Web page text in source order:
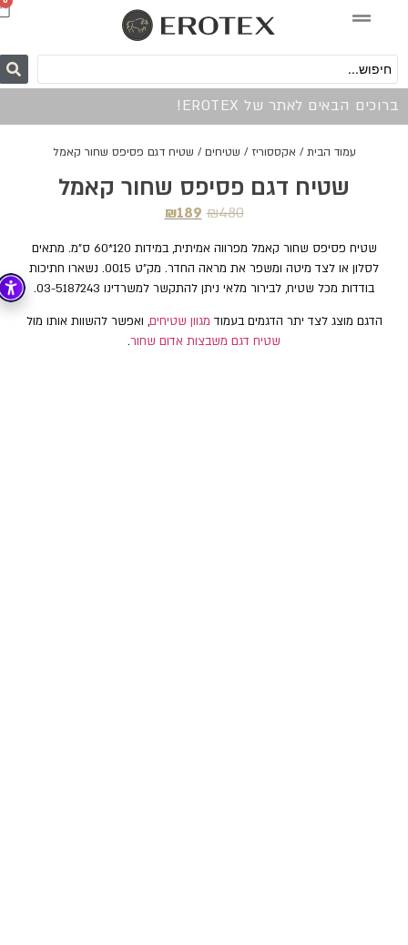
ברוכים הבאים לאתר של EROTEX!
עמוד הבית/אקססוריז/שטיחים/ שטיח דגם פסיפס שחור קאמל
שטיח דגם פסיפס שחור קאמל
₪480
₪189
שטיח פסיפס שחור קאמל מפרווה אמיתית, במידות 120*60 ס"מ. מתאים
לסלון או לצד מיטה ומשפר את מראה החדר. מק"ט 0015. נשארו חתיכות
בודדות מכל שטיח, לבירור מלאי ניתן להתקשר למשרדינו 03-5187243.
הדגם מוצג לצד יתר הדגמים בעמודמגוון שטיחים, ואפשר להשוות אותו מול
שטיח דגם משבצות אדום שחור.